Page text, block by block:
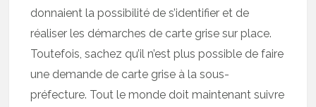
donnaient la possibilité de s’identifier et de
réaliser les démarches de carte grise sur place.
Toutefois, sachez qu’il n’est plus possible de faire
une demande de carte grise à la sous-
préfecture. Tout le monde doit maintenant suivre